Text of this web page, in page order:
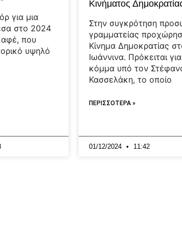
για μια
στο 2024
που
υψηλό
Κινήματος
Στην συγκρότηση
γραμματείας
Κίνημα Δημοκρατίας
Ιωάννινα. Πρόκειται
κόμμα υπό τον
Κασσελάκη, το οποίο
ΠΕΡΙΣΣΟΤΕΡΑ »
01/12/2024 11:42